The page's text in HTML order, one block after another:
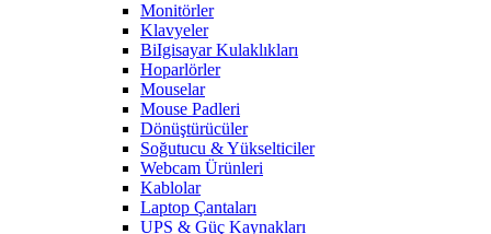
Monitörler
Klavyeler
BiIgisayar Kulaklıkları
Hoparlörler
Mouselar
Mouse Padleri
Dönüştürücüler
Soğutucu & Yükselticiler
Webcam Ürünleri
Kablolar
Laptop Çantaları
UPS & Güç Kaynakları